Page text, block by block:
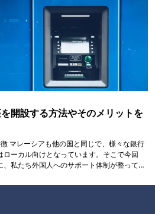
開設する方法やそのメリットを
マレーシアも他の国と同じで、様々な銀行
ーカル向けとなっています。そこで今回
私たち外国人へのサポート体制が整ってい
ンク）です。国内のあちこちで、ロゴマーク